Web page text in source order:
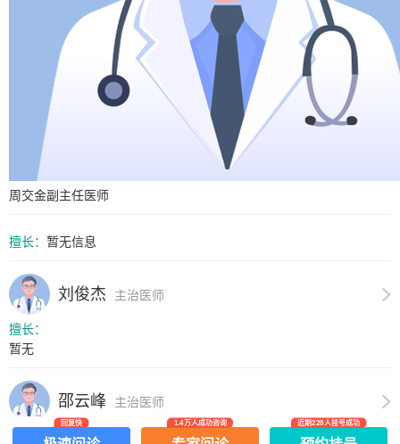
周交金副主任医师
擅长： 暂无信息
刘俊杰 主治医师
擅长：
暂无
邵云峰 主治医师
擅长：
回复快 1.4万人成功咨询 近期228人挂号成功